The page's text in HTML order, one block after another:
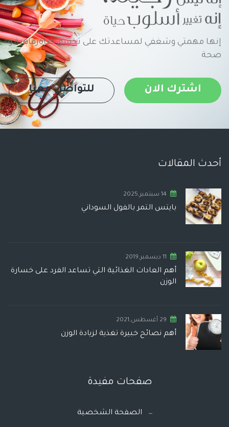
إنها مهمتي وشغفي لمساعدتك على تحقيق حياةرفاهية و
صحة
اشترك الان للتواصل معنا
أحدث المقالات
14 سبتمبر,2025
بايتس التمر بالفول السوداني
11 ديسمبر,2019
أهم العادات الغذائية التي تساعد الفرد على خسارة
الوزن
29 أغسطس,2021
أهم نصائح خبيرة تغذية لزيادة الوزن
صفحات مفيدة
الصفحة الشخصية